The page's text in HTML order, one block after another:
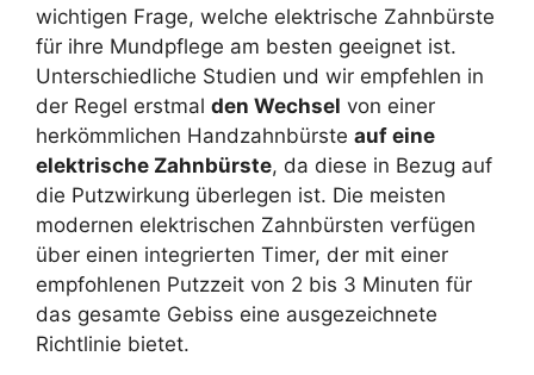
wichtigen Frage, welche elektrische Zahnbürste
für ihre Mundpflege am besten geeignet ist.
Unterschiedliche Studien und wir empfehlen in
der Regel erstmal den Wechsel von einer
herkömmlichen Handzahnbürste auf eine
elektrische Zahnbürste, da diese in Bezug auf
die Putzwirkung überlegen ist. Die meisten
modernen elektrischen Zahnbürsten verfügen
über einen integrierten Timer, der mit einer
empfohlenen Putzzeit von 2 bis 3 Minuten für
das gesamte Gebiss eine ausgezeichnete
Richtlinie bietet.